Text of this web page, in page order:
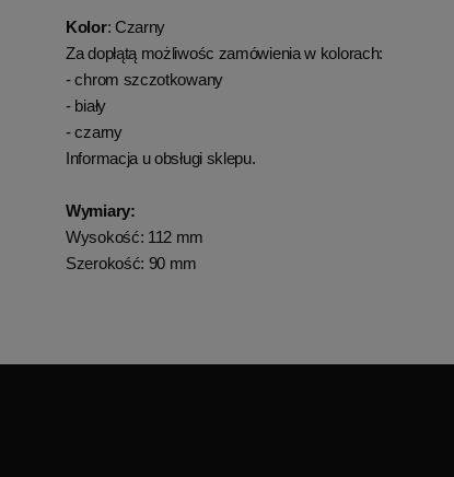
Kolor: Czarny
Za dopłątą możliwośc zamówienia w kolorach:
- chrom szczotkowany
- biały
- czarny
Informacja u obsługi sklepu.
Wymiary:
Wysokość: 112 mm
Szerokość: 90 mm